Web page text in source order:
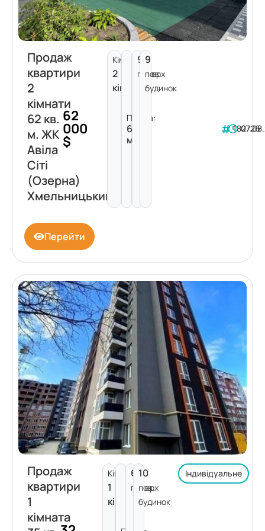
Продаж
квартири
2
кімнати
62 кв.
м. ЖК
Авіла
Сіті
(Озерна)
Хмельницький
62
000
$
Кімнат:
2
кімнати
Площа:
62
м²
9
поверх
9
пов.
будинок
182726
Перейти
Продаж
квартири
1
кімната
Кімнат:
1
кімната
6
поверх
10
пов.
будинок
Індивідуальне